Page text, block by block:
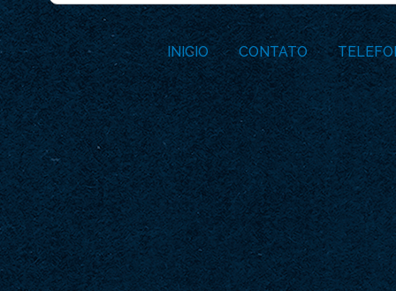
INICIO CONTATO